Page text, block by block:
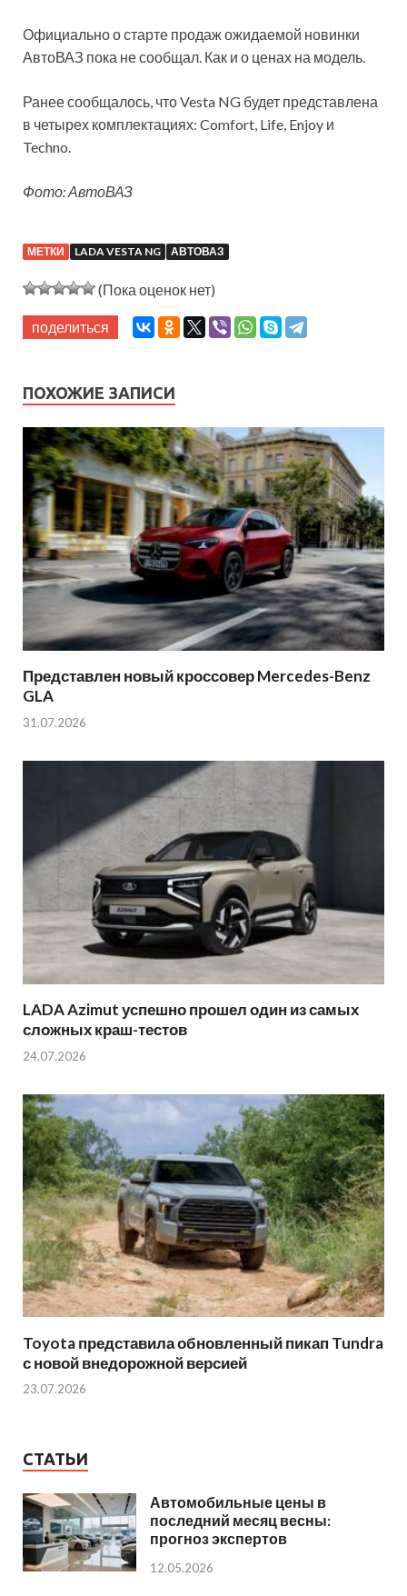
Официально о старте продаж ожидаемой новинки
АвтоВАЗ пока не сообщал. Как и о ценах на модель.
Ранее сообщалось, что Vesta NG будет представлена
в четырех комплектациях: Comfort, Life, Enjoy и
Techno.
Фото: АвтоВАЗ
МЕТКИ LADA VESTA NG АВТОВАЗ
(Пока оценок нет)
поделиться
ПОХОЖИЕ ЗАПИСИ
Представлен новый кроссовер Mercedes-Benz
GLA
31.07.2026
LADA Azimut успешно прошел один из самых
сложных краш-тестов
24.07.2026
Toyota представила обновленный пикап Tundra
с новой внедорожной версией
23.07.2026
СТАТЬИ
Автомобильные цены в
последний месяц весны:
прогноз экспертов
12.05.2026